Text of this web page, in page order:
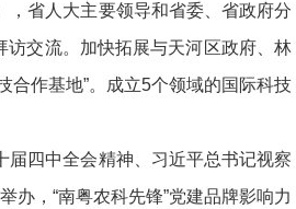
，省人大主要领导和省委、省政府分
交流。加快拓展与天河区政府、林
合作基地”。成立5个领域的国际科技
届四中全会精神、习近平总书记视察
办，“南粤农科先锋”党建品牌影响力